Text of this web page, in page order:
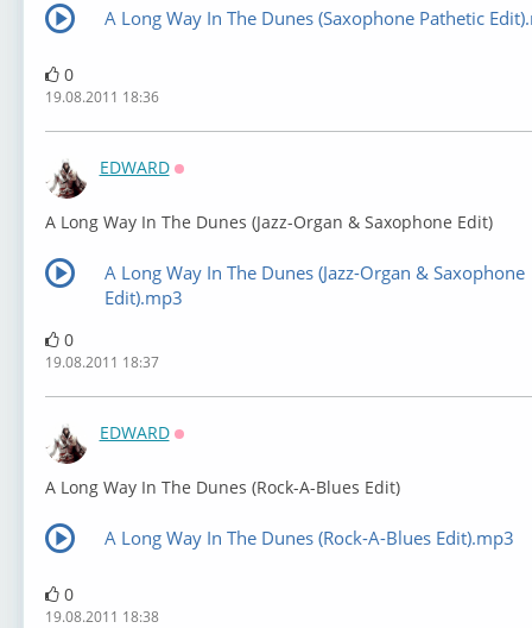
A Long Way In The Dunes (Saxophone Pathetic
0
19.08.2011 18:36
EDWARD
A Long Way In The Dunes (Jazz-Organ & Saxophone Edit)
A Long Way In The Dunes (Jazz-Organ & Saxophone
Edit).mp3
0
19.08.2011 18:37
EDWARD
A Long Way In The Dunes (Rock-A-Blues Edit)
A Long Way In The Dunes (Rock-A-Blues Edit).mp3
0
19.08.2011 18:38